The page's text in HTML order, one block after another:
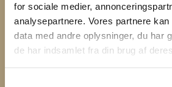
for sociale medier,
analysepartnere. Vores partnere
data med andre oplysninger, du har
de har indsamlet fra din brug af
Gravstedets
Der må anbringes 1
monument/gravsten
Max. størrelse: Højde: 80 cm,